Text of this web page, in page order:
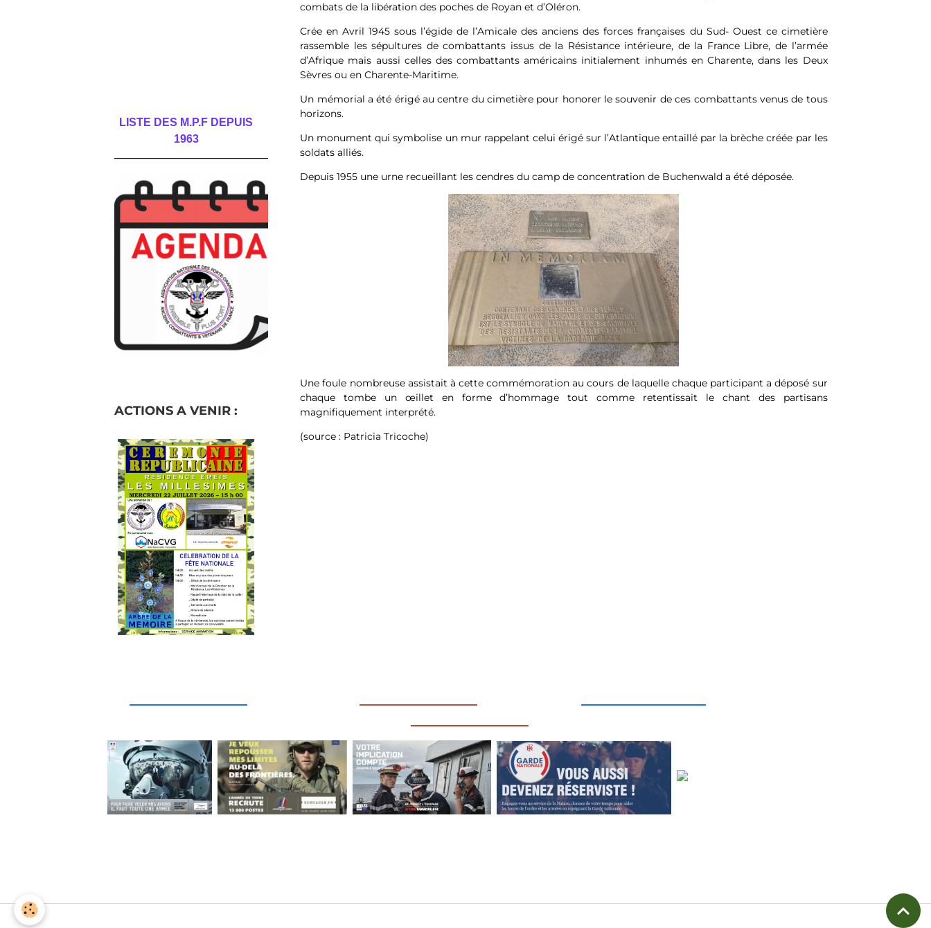
combats de la libération des poches de Royan et d’Oléron.
Crée en Avril 1945 sous l’égide de l’Amicale des anciens des forces françaises du Sud- Ouest ce cimetière
rassemble les sépultures de combattants issus de la Résistance intérieure, de la France Libre, de l’armée
d’Afrique mais aussi celles des combattants américains initialement inhumés en Charente, dans les Deux
Sèvres ou en Charente-Maritime.
Un mémorial a été érigé au centre du cimetière pour honorer le souvenir de ces combattants venus de tous
horizons.
Un monument qui symbolise un mur rappelant celui érigé sur l’Atlantique entaillé par la brèche créée par les
soldats alliés.
Depuis 1955 une urne recueillant les cendres du camp de concentration de Buchenwald a été déposée.
Une foule nombreuse assistait à cette commémoration au cours de laquelle chaque participant a déposé sur
chaque tombe un œillet en forme d’hommage tout comme retentissait le chant des partisans
magnifiquement interprété.
(source : Patricia Tricoche)
LISTE DES M.P.F DEPUIS
1963
ACTIONS A VENIR :